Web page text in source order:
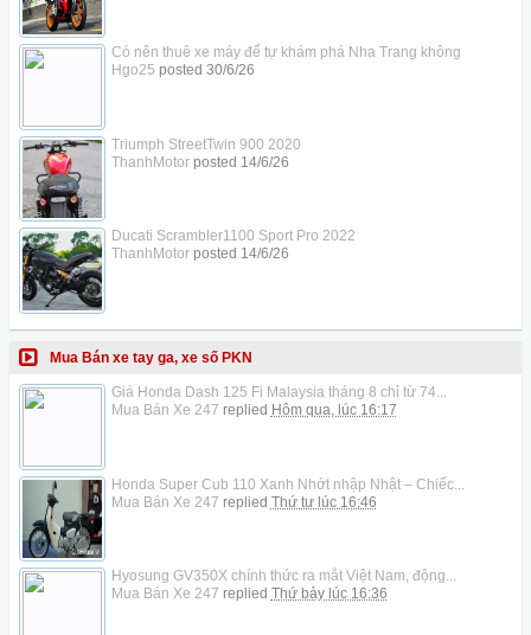
Có nên thuê xe máy để tự khám phá Nha Trang không
Hgo25 posted 30/6/26
Triumph StreetTwin 900 2020
ThanhMotorposted 14/6/26
Ducati Scrambler1100 Sport Pro 2022
ThanhMotorposted 14/6/26
Mua Bán xe tay ga, xe số PKN
Giá Honda Dash 125 Fi Malaysia tháng 8 chỉ từ 74...
Mua Bán Xe 247 replied Hôm qua, lúc 16:17
Honda Super Cub 110 Xanh Nhớt nhập Nhật – Chiếc...
Mua Bán Xe 247 replied Thứ tư lúc 16:46
Hyosung GV350X chính thức ra mắt Việt Nam, động...
Mua Bán Xe 247 replied Thứ bảy lúc 16:36